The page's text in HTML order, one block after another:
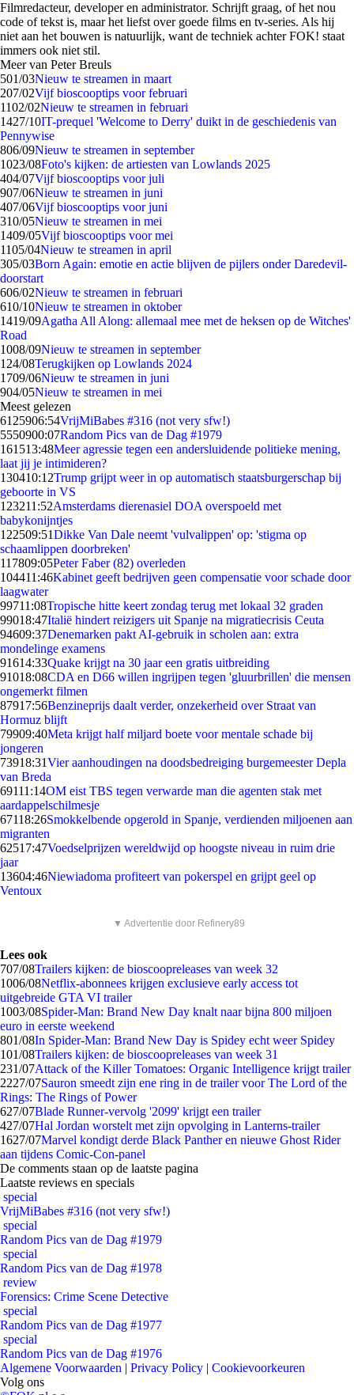
Filmredacteur, developer en administrator. Schrijft graag, of het nou
code of tekst is, maar het liefst over goede films en tv-series. Als hij
niet aan het bouwen is natuurlijk, want de techniek achter FOK! staat
immers ook niet stil.
Meer van Peter Breuls
501/03Nieuw te streamen in maart
207/02Vijf bioscooptips voor februari
1102/02Nieuw te streamen in februari
1427/10IT-prequel 'Welcome to Derry' duikt in de geschiedenis van
Pennywise
806/09Nieuw te streamen in september
1023/08Foto's kijken: de artiesten van Lowlands 2025
404/07Vijf bioscooptips voor juli
907/06Nieuw te streamen in juni
407/06Vijf bioscooptips voor juni
310/05Nieuw te streamen in mei
1409/05Vijf bioscooptips voor mei
1105/04Nieuw te streamen in april
305/03Born Again: emotie en actie blijven de pijlers onder Daredevil-
doorstart
606/02Nieuw te streamen in februari
610/10Nieuw te streamen in oktober
1419/09Agatha All Along: allemaal mee met de heksen op de Witches'
Road
1008/09Nieuw te streamen in september
1 24/08Terugkijken op Lowlands 2024
1709/06Nieuw te streamen in juni
904/05Nieuw te streamen in mei
Meest gelezen
6125906:54VrijMiBabes #316 (not very sfw!)
5550900:07Random Pics van de Dag #1979
161513:48Meer agressie tegen een andersluidende politieke mening,
laat jij je intimideren?
130410:12Trump grijpt weer in op automatisch staatsburgerschap bij
geboorte in VS
123211:52Amsterdams dierenasiel DOA overspoeld met
babykonijntjes
122509:51Dikke Van Dale neemt 'vulvalippen' op: 'stigma op
schaamlippen doorbreken'
117809:05Peter Faber (82) overleden
104411:46Kabinet geeft bedrijven geen compensatie voor schade door
laagwater
99711:08Tropische hitte keert zondag terug met lokaal 32 graden
99018:47Italië hindert reizigers uit Spanje na migratiecrisis Ceuta
94609:37Denemarken pakt AI-gebruik in scholen aan: extra
mondelinge examens
91614:33Quake krijgt na 30 jaar een gratis uitbreiding
91018:08CDA en D66 willen ingrijpen tegen 'gluurbrillen' die mensen
ongemerkt filmen
87917:56Benzineprijs daalt verder, onzekerheid over Straat van
Hormuz blijft
79909:40Meta krijgt half miljard boete voor mentale schade bij
jongeren
73918:31Vier aanhoudingen na doodsbedreiging burgemeester Depla
van Breda
69111:14OM eist TBS tegen verwarde man die agenten stak met
aardappelschilmesje
67118:26Smokkelbende opgerold in Spanje, verdienden miljoenen aan
migranten
62517:47Voedselprijzen wereldwijd op hoogste niveau in ruim drie
jaar
13604:46Niewiadoma profiteert van pokerspel en grijpt geel op
Ventoux
▼ Advertentie door Refinery89
Lees ook
707/08Trailers kijken: de bioscoopreleases van week 32
1006/08Netflix-abonnees krijgen exclusieve early access tot
uitgebreide GTA VI trailer
1003/08Spider-Man: Brand New Day knalt naar bijna 800 miljoen
euro in eerste weekend
801/08In Spider-Man: Brand New Day is Spidey echt weer Spidey
101/08Trailers kijken: de bioscoopreleases van week 31
231/07Attack of the Killer Tomatoes: Organic Intelligence krijgt trailer
2227/07Sauron smeedt zijn ene ring in de trailer voor The Lord of the
Rings: The Rings of Power
627/07Blade Runner-vervolg '2099' krijgt een trailer
427/07Hal Jordan worstelt met zijn opvolging in Lanterns-trailer
1627/07Marvel kondigt derde Black Panther en nieuwe Ghost Rider
aan tijdens Comic-Con-panel
De comments staan op de laatste pagina
Laatste reviews en specials
special
VrijMiBabes #316 (not very sfw!)
special
Random Pics van de Dag #1979
special
Random Pics van de Dag #1978
review
Forensics: Crime Scene Detective
special
Random Pics van de Dag #1977
special
Random Pics van de Dag #1976
Algemene Voorwaarden | Privacy Policy | Cookievoorkeuren
Volg ons